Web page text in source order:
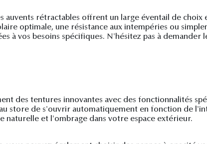
auvents rétractables offrent un large éventail de
optimale, une résistance aux intempéries ou
à vos besoins spécifiques. N'hésitez pas à demander
des tentures innovantes avec des fonctionnalités
store de s'ouvrir automatiquement en fonction de
et l'ombrage dans votre espace extérieur.